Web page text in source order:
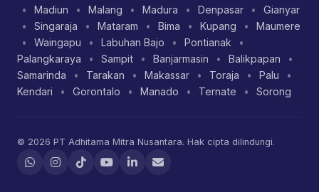
•
Madiun • Malang • Madura • Denpasar •
Gianyar
•
Singaraja • Mataram • Bima • Kupang •
Maumere
•
Waingapu • Labuhan Bajo • Pontianak
•
Palangkaraya
• Sampit • Banjarmasin • Balikpapan
•
Samarinda
• Tarakan • Makassar • Toraja • Palu
•
Kendari
• Gorontalo • Manado • Ternate • Sorong
© 2026 PT Adhitama Mitra Nusantara. Hak cipta dilindungi.